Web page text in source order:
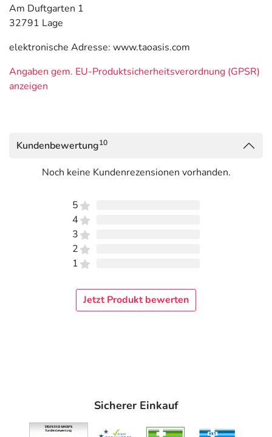
Am Duftgarten 1
32791 Lage
elektronische Adresse: www.taoasis.com
Angaben gem. EU-Produktsicherheitsverordnung (GPSR)
anzeigen
Kundenbewertung10
Noch keine Kundenrezensionen vorhanden.
5
4
3
2
1
Jetzt Produkt bewerten
Sicherer Einkauf